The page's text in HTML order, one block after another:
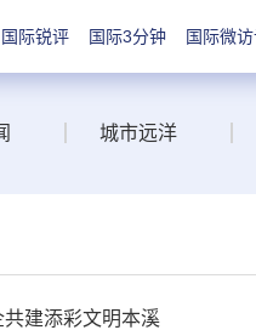
国际锐评 国际3分钟 国际微
城市远洋
建添彩文明本溪